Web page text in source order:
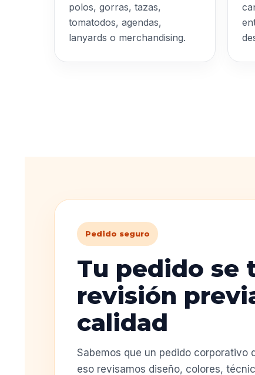
polos, gorras, tazas,
tomatodos, agendas,
lanyards o merchandising.
Pedido seguro
Tu pedido se
revisión
calidad
Sabemos que un pedido corporativo
eso revisamos diseño, colores,